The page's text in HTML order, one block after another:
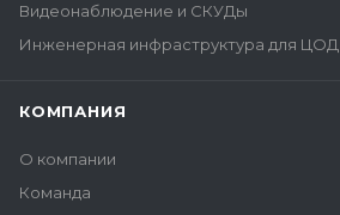
Видеонаблюдение и СКУДы
Инженерная инфраструктура для ЦОД
КОМПАНИЯ
О компании
Команда